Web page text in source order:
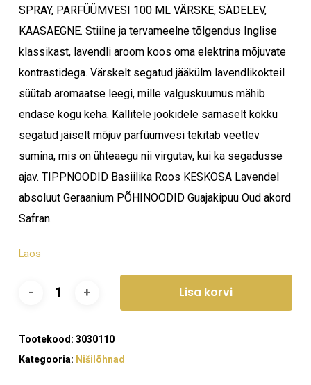
SPRAY, PARFÜÜMVESI 100 ML VÄRSKE, SÄDELEV,
KAASAEGNE. Stiilne ja tervameelne tõlgendus Inglise
klassikast, lavendli aroom koos oma elektrina mõjuvate
kontrastidega. Värskelt segatud jääkülm lavendlikokteil
süütab aromaatse leegi, mille valguskuumus mähib
endase kogu keha. Kallitele jookidele sarnaselt kokku
segatud jäiselt mõjuv parfüümvesi tekitab veetlev
sumina, mis on ühteaegu nii virgutav, kui ka segadusse
ajav. TIPPNOODID Basiilika Roos KESKOSA Lavendel
absoluut Geraanium PÕHINOODID Guajakipuu Oud akord
Safran.
Laos
Lisa korvi
Tootekood: 3030110
Kategooria: Nišilõhnad